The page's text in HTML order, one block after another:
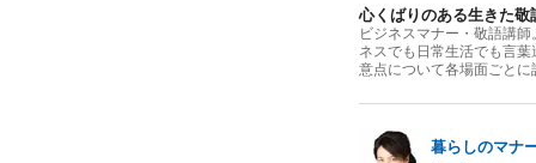
心くばりのある生きた
ビジネスマナー・敬語講
ネスでも日常生活でも言
意点について各場面ごと
暮らしのマナ